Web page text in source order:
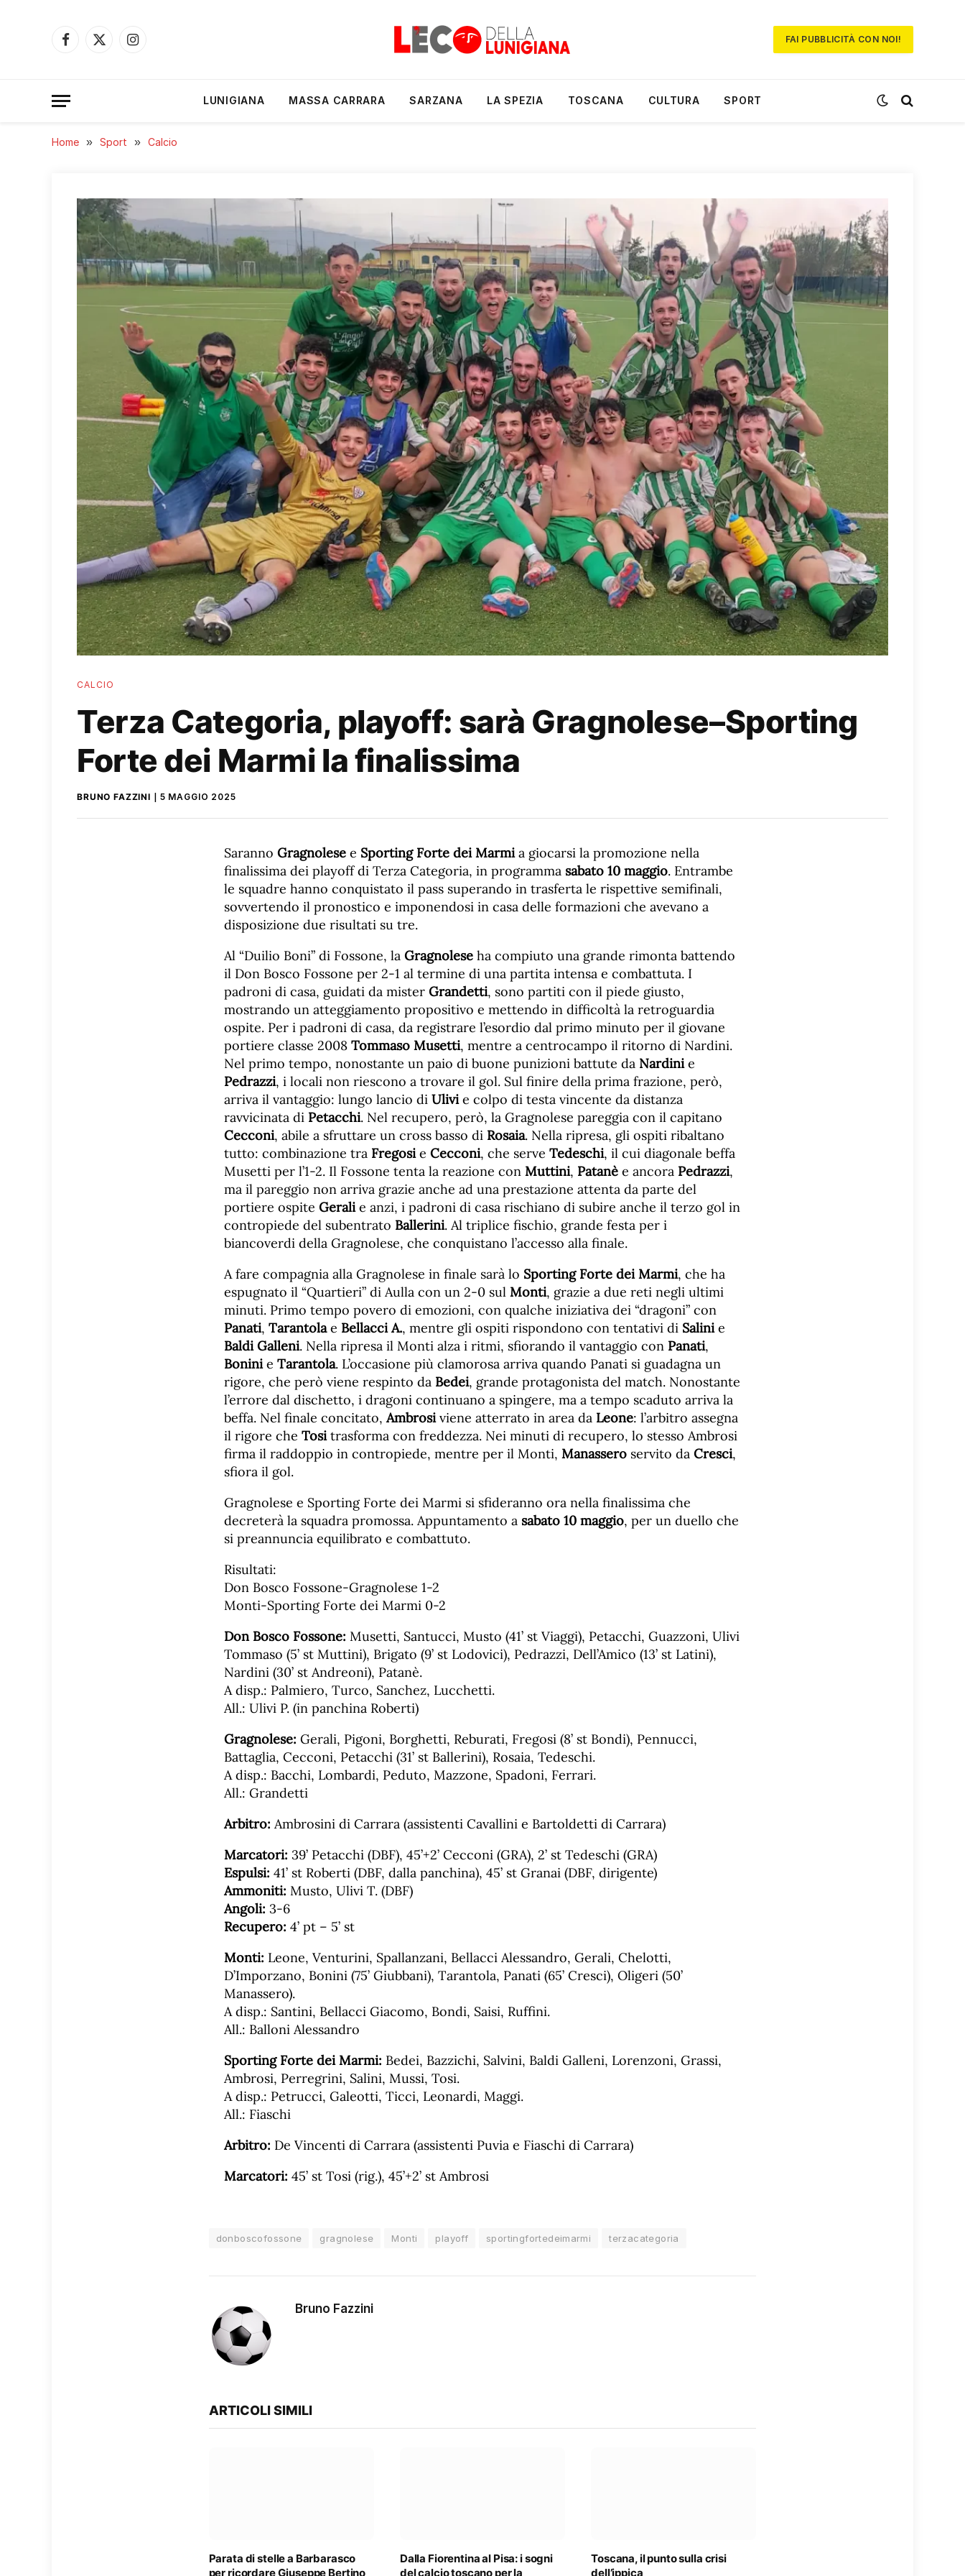
Facebook
X
Instagram
FAI PUBBLICITÀ CON NOI!
LUNIGIANA MASSA CARRARA SARZANA LA SPEZIA TOSCANA CULTURA SPORT
Home » Sport » Calcio
CALCIO
Terza Categoria, playoff: sarà Gragnolese–Sporting
Forte dei Marmi la finalissima
BRUNO FAZZINI 5 MAGGIO 2025
Saranno Gragnolese e Sporting Forte dei Marmia giocarsi la promozione nella
finalissima dei playoff di Terza Categoria, in programma sabato 10 maggio. Entrambe
le squadre hanno conquistato il pass superando in trasferta le rispettive semifinali,
sovvertendo il pronostico e imponendosi in casa delle formazioni che avevano a
disposizione due risultati su tre.
Al “Duilio Boni” di Fossone, la Gragnolese ha compiuto una grande rimonta battendo
il Don Bosco Fossone per 2-1 al termine di una partita intensa e combattuta. I
padroni di casa, guidati da mister Grandetti, sono partiti con il piede giusto,
mostrando un atteggiamento propositivo e mettendo in difficoltà la retroguardia
ospite. Per i padroni di casa, da registrare l’esordio dal primo minuto per il giovane
portiere classe 2008 Tommaso Musetti, mentre a centrocampo il ritorno di Nardini.
Nel primo tempo, nonostante un paio di buone punizioni battute da Nardinie
Pedrazzi, i locali non riescono a trovare il gol. Sul finire della prima frazione, però,
arriva il vantaggio: lungo lancio di Ulivie colpo di testa vincente da distanza
ravvicinata di Petacchi. Nel recupero, però, la Gragnolese pareggia con il capitano
Cecconi, abile a sfruttare un cross basso di Rosaia. Nella ripresa, gli ospiti ribaltano
tutto: combinazione tra Fregosie Cecconi, che serve Tedeschi, il cui diagonale beffa
Musetti per l’1-2. Il Fossone tenta la reazione con Muttini, Patanè e ancora Pedrazzi,
ma il pareggio non arriva grazie anche ad una prestazione attenta da parte del
portiere ospite Geralie anzi, i padroni di casa rischiano di subire anche il terzo gol in
contropiede del subentrato Ballerini. Al triplice fischio, grande festa per i
biancoverdi della Gragnolese, che conquistano l’accesso alla finale.
A fare compagnia alla Gragnolese in finale sarà lo Sporting Forte dei Marmi, che ha
espugnato il “Quartieri” di Aulla con un 2-0 sul Monti, grazie a due reti negli ultimi
minuti. Primo tempo povero di emozioni, con qualche iniziativa dei “dragoni” con
Panati, Tarantolae Bellacci A., mentre gli ospiti rispondono con tentativi di Salinie
Baldi Galleni. Nella ripresa il Monti alza i ritmi, sfiorando il vantaggio con Panati,
Boninie Tarantola. L’occasione più clamorosa arriva quando Panati si guadagna un
rigore, che però viene respinto da Bedei, grande protagonista del match. Nonostante
l’errore dal dischetto, i dragoni continuano a spingere, ma a tempo scaduto arriva la
beffa. Nel finale concitato,Ambrosiviene atterrato in area da Leone: l’arbitro assegna
il rigore che Tositrasforma con freddezza. Nei minuti di recupero, lo stesso Ambrosi
firma il raddoppio in contropiede, mentre per il Monti, Manassero servito da Cresci,
sfiora il gol.
Gragnolese e Sporting Forte dei Marmi si sfideranno ora nella finalissima che
decreterà la squadra promossa. Appuntamento a sabato 10 maggio, per un duello che
si preannuncia equilibrato e combattuto.
Risultati:
Don Bosco Fossone-Gragnolese 1-2
Monti-Sporting Forte dei Marmi 0-2
Don Bosco Fossone: Musetti, Santucci, Musto (41’ st Viaggi), Petacchi, Guazzoni, Ulivi
Tommaso (5’ st Muttini), Brigato (9’ st Lodovici), Pedrazzi, Dell’Amico (13’ st Latini),
Nardini (30’ st Andreoni), Patanè.
A disp.: Palmiero, Turco, Sanchez, Lucchetti.
All.: Ulivi P. (in panchina Roberti)
Gragnolese: Gerali, Pigoni, Borghetti, Reburati, Fregosi (8’ st Bondi), Pennucci,
Battaglia, Cecconi, Petacchi (31’ st Ballerini), Rosaia, Tedeschi.
A disp.: Bacchi, Lombardi, Peduto, Mazzone, Spadoni, Ferrari.
All.: Grandetti
Arbitro: Ambrosini di Carrara (assistenti Cavallini e Bartoldetti di Carrara)
Marcatori: 39’ Petacchi (DBF), 45’+2’ Cecconi (GRA), 2’ st Tedeschi (GRA)
Espulsi: 41’ st Roberti (DBF, dalla panchina), 45’ st Granai (DBF, dirigente)
Ammoniti: Musto, Ulivi T. (DBF)
Angoli: 3-6
Recupero: 4’ pt – 5’ st
Monti: Leone, Venturini, Spallanzani, Bellacci Alessandro, Gerali, Chelotti,
D’Imporzano, Bonini (75’ Giubbani), Tarantola, Panati (65’ Cresci), Oligeri (50’
Manassero).
A disp.: Santini, Bellacci Giacomo, Bondi, Saisi, Ruffini.
All.: Balloni Alessandro
Sporting Forte dei Marmi: Bedei, Bazzichi, Salvini, Baldi Galleni, Lorenzoni, Grassi,
Ambrosi, Perregrini, Salini, Mussi, Tosi.
A disp.: Petrucci, Galeotti, Ticci, Leonardi, Maggi.
All.: Fiaschi
Arbitro: De Vincenti di Carrara (assistenti Puvia e Fiaschi di Carrara)
Marcatori: 45’ st Tosi (rig.), 45’+2’ st Ambrosi
donboscofossone gragnolese Monti playoff sportingfortedeimarmi terzacategoria
Bruno Fazzini
ARTICOLI SIMILI
Parata di stelle a Barbarasco
per ricordare Giuseppe Bertino
Dalla Fiorentina al Pisa: i sogni
del calcio toscano per la
Toscana, il punto sulla crisi
dell’ippica